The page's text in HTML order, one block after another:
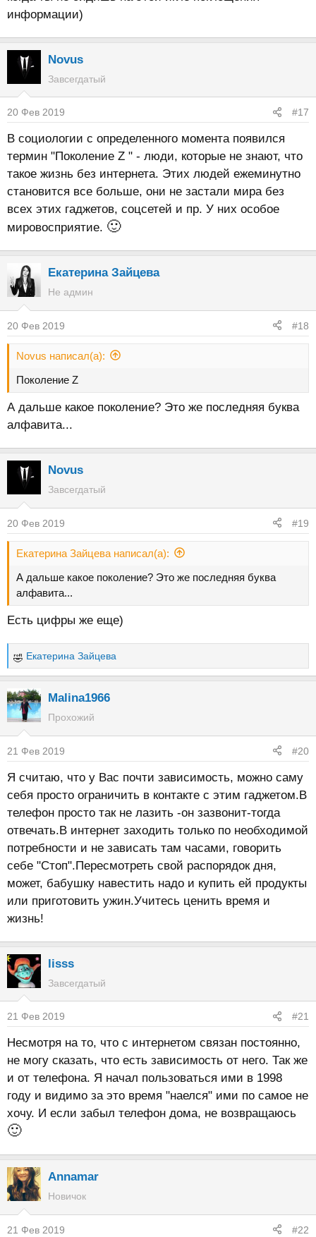
информации)
Novus
Завсегдатый
20 Фев 2019 #17
В социологии с определенного момента появился
термин "Поколение Z " - люди, которые не знают, что
такое жизнь без интернета. Этих людей ежеминутно
становится все больше, они не застали мира без
всех этих гаджетов, соцсетей и пр. У них особое
мировосприятие. 🙂
Екатерина Зайцева
Не админ
20 Фев 2019 #18
Novus написал(а):
Поколение Z
А дальше какое поколение? Это же последняя буква
алфавита...
Novus
Завсегдатый
20 Фев 2019 #19
Екатерина Зайцева написал(а):
А дальше какое поколение? Это же последняя буква
алфавита...
Есть цифры же еще)
Р
е
а
к
ц
и
и
:
Екатерина Зайцева
Malina1966
Прохожий
21 Фев 2019 #20
Я считаю, что у Вас почти зависимость, можно саму
себя просто ограничить в контакте с этим гаджетом.В
телефон просто так не лазить -он зазвонит-тогда
отвечать.В интернет заходить только по необходимой
потребности и не зависать там часами, говорить
себе "Стоп".Пересмотреть свой распорядок дня,
может, бабушку навестить надо и купить ей продукты
или приготовить ужин.Учитесь ценить время и
жизнь!
lisss
Завсегдатый
21 Фев 2019 #21
Несмотря на то, что с интернетом связан постоянно,
не могу сказать, что есть зависимость от него. Так же
и от телефона. Я начал пользоваться ими в 1998
году и видимо за это время "наелся" ими по самое не
хочу. И если забыл телефон дома, не возвращаюсь
🙂
Annamar
Новичок
21 Фев 2019 #22